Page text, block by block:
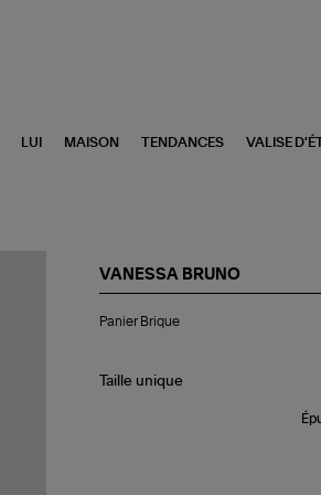
LUI MAISON TENDANCES VALISE
VANESSA BRUNO
Brique
Panier Brique
Taille unique